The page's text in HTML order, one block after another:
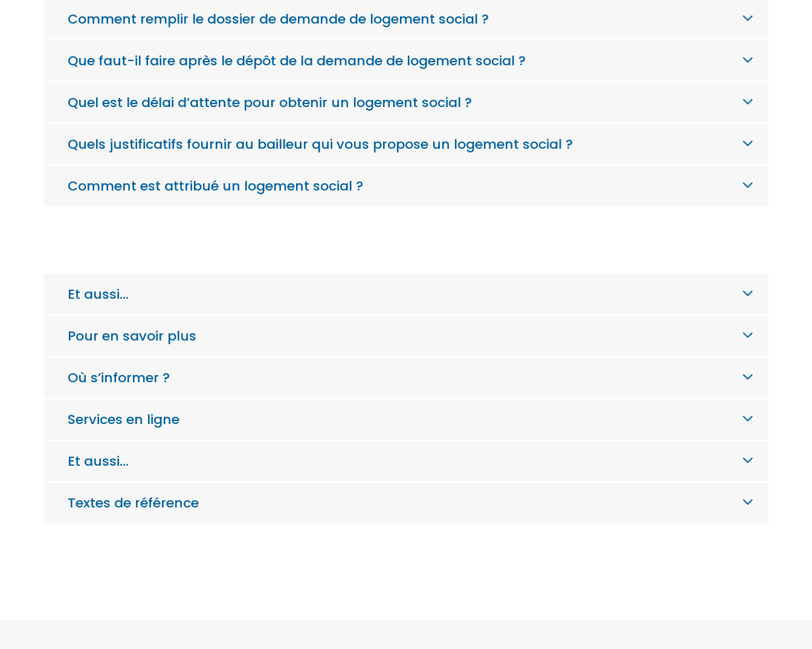
Comment remplir le dossier de demande de logement social ?
Que faut-il faire après le dépôt de la demande de logement social ?
Quel est le délai d’attente pour obtenir un logement social ?
Quels justificatifs fournir au bailleur qui vous propose un logement social ?
Comment est attribué un logement social ?
Et aussi…
Pour en savoir plus
Où s’informer ?
Services en ligne
Et aussi…
Textes de référence